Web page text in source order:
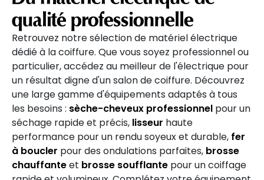
qualité professionnelle
Retrouvez notre sélection de matériel électrique
dédié à la coiffure. Que vous soyez professionnel ou
particulier, accédez au meilleur de l'électrique pour
un résultat digne d'un salon de coiffure. Découvrez
une large gamme d'équipements adaptés à tous
les besoins : sèche-cheveux professionnel pour un
séchage rapide et précis, lisseur haute
performance pour un rendu soyeux et durable, fer
à boucler pour des ondulations parfaites, brosse
chauffanteet brosse soufflante pour un coiffage